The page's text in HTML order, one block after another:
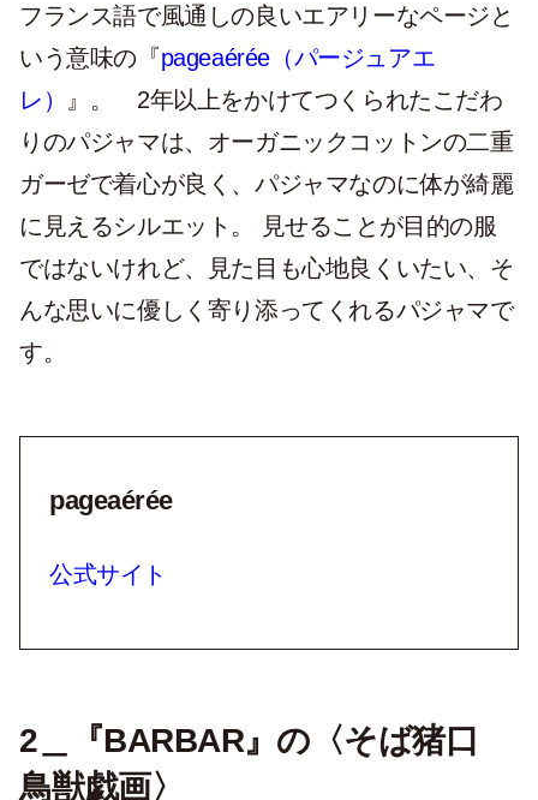
フランス語で風通しの良いエアリーなページと
いう意味の『pageaérée（パージュアエ
レ）
』。 2年以上をかけてつくられたこだわ
りのパジャマは、オーガニックコットンの二重
ガーゼで着心が良く、パジャマなのに体が綺麗
に見えるシルエット。 見せることが目的の服
ではないけれど、見た目も心地良くいたい、そ
んな思いに優しく寄り添ってくれるパジャマで
す。
pageaérée
公式サイト
2＿『BARBAR』の〈そば猪口
鳥獣戯画〉